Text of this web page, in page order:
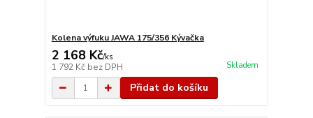
Kolena výfuku JAWA 175/356 Kývačka
2 168 Kč/ks
1 792 Kč bez DPH Skladem
Přidat do košíku